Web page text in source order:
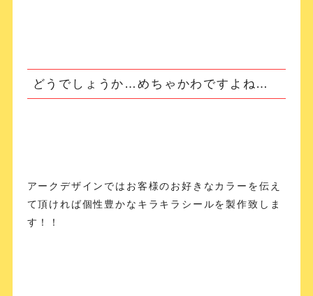
どうでしょうか…めちゃかわですよね…
アークデザインではお客様のお好きなカラーを伝え
て頂ければ個性豊かなキラキラシールを製作致しま
す！！